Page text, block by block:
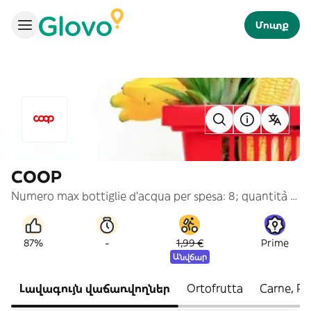
Մուտք
COOP
Numero max bottiglie d'acqua per spesa: 8; quantità superiori saranno eliminate.
87% - 1,99 €
Անվճար
Prime
Լավագույն վաճառվողներ Ortofrutta Carne,